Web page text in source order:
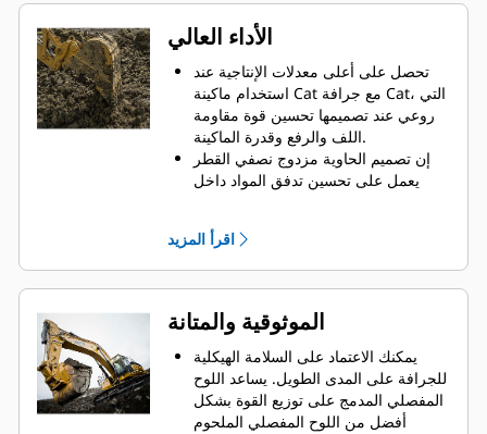
الأداء العالي
تحصل على أعلى معدلات الإنتاجية عند
استخدام ماكينة Cat مع جرافة Cat، التي
روعي عند تصميمها تحسين قوة مقاومة
اللف والرفع وقدرة الماكينة.
إن تصميم الحاوية مزدوج نصفي القطر
يعمل على تحسين تدفق المواد داخل
عدم سحب الجزء السفلي من الجرافة،
يزيد استهلاك الوقود إلى الحد الأقصى
أثناء الحفر. تم تصميم جرافات Cat بحيث
تخترق المواد بمنتهى السرعة لتحسين
تحميل كمية أكبر من المواد في أقل وقت
ممكن. يساعد شكل الجرافة والقضبان
الجانبية على الاحتفاظ بمعظم المواد في
الجرافة لكل حمولة.
اقرأ المزيد
الموثوقية والمتانة
يمكنك الاعتماد على السلامة الهيكلية
للجرافة على المدى الطويل. ‏‫يساعد اللوح
المفصلي المدمج على توزيع القوة بشكل
أفضل من اللوح المفصلي الملحوم